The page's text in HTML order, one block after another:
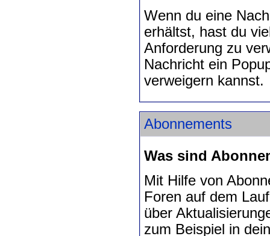
Wenn du eine
erhältst, hast du
Anforderung zu
Nachricht ein
verweigern kannst.
Abonnements
Was sind
Mit Hilfe von
Foren auf dem
über
zum Beispiel in